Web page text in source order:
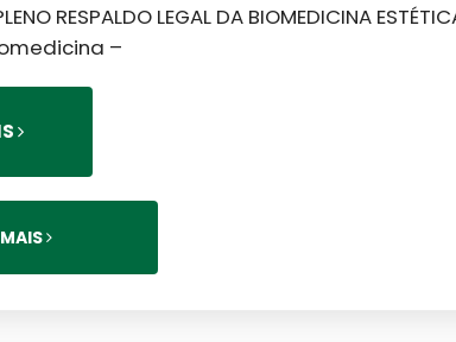
RESPALDO LEGAL DA BIOMEDICINA
–